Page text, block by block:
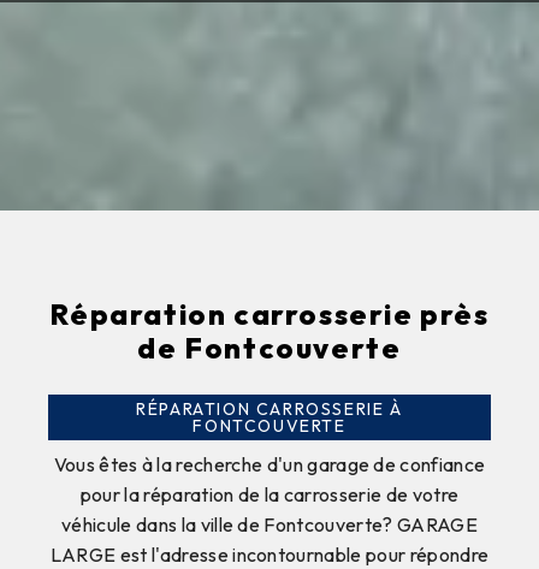
Réparation carrosserie près
de Fontcouverte
RÉPARATION CARROSSERIE À
FONTCOUVERTE
Vous êtes à la recherche d'un garage de confiance
pour la réparation de la carrosserie de votre
véhicule dans la ville de Fontcouverte? GARAGE
LARGE est l'adresse incontournable pour répondre